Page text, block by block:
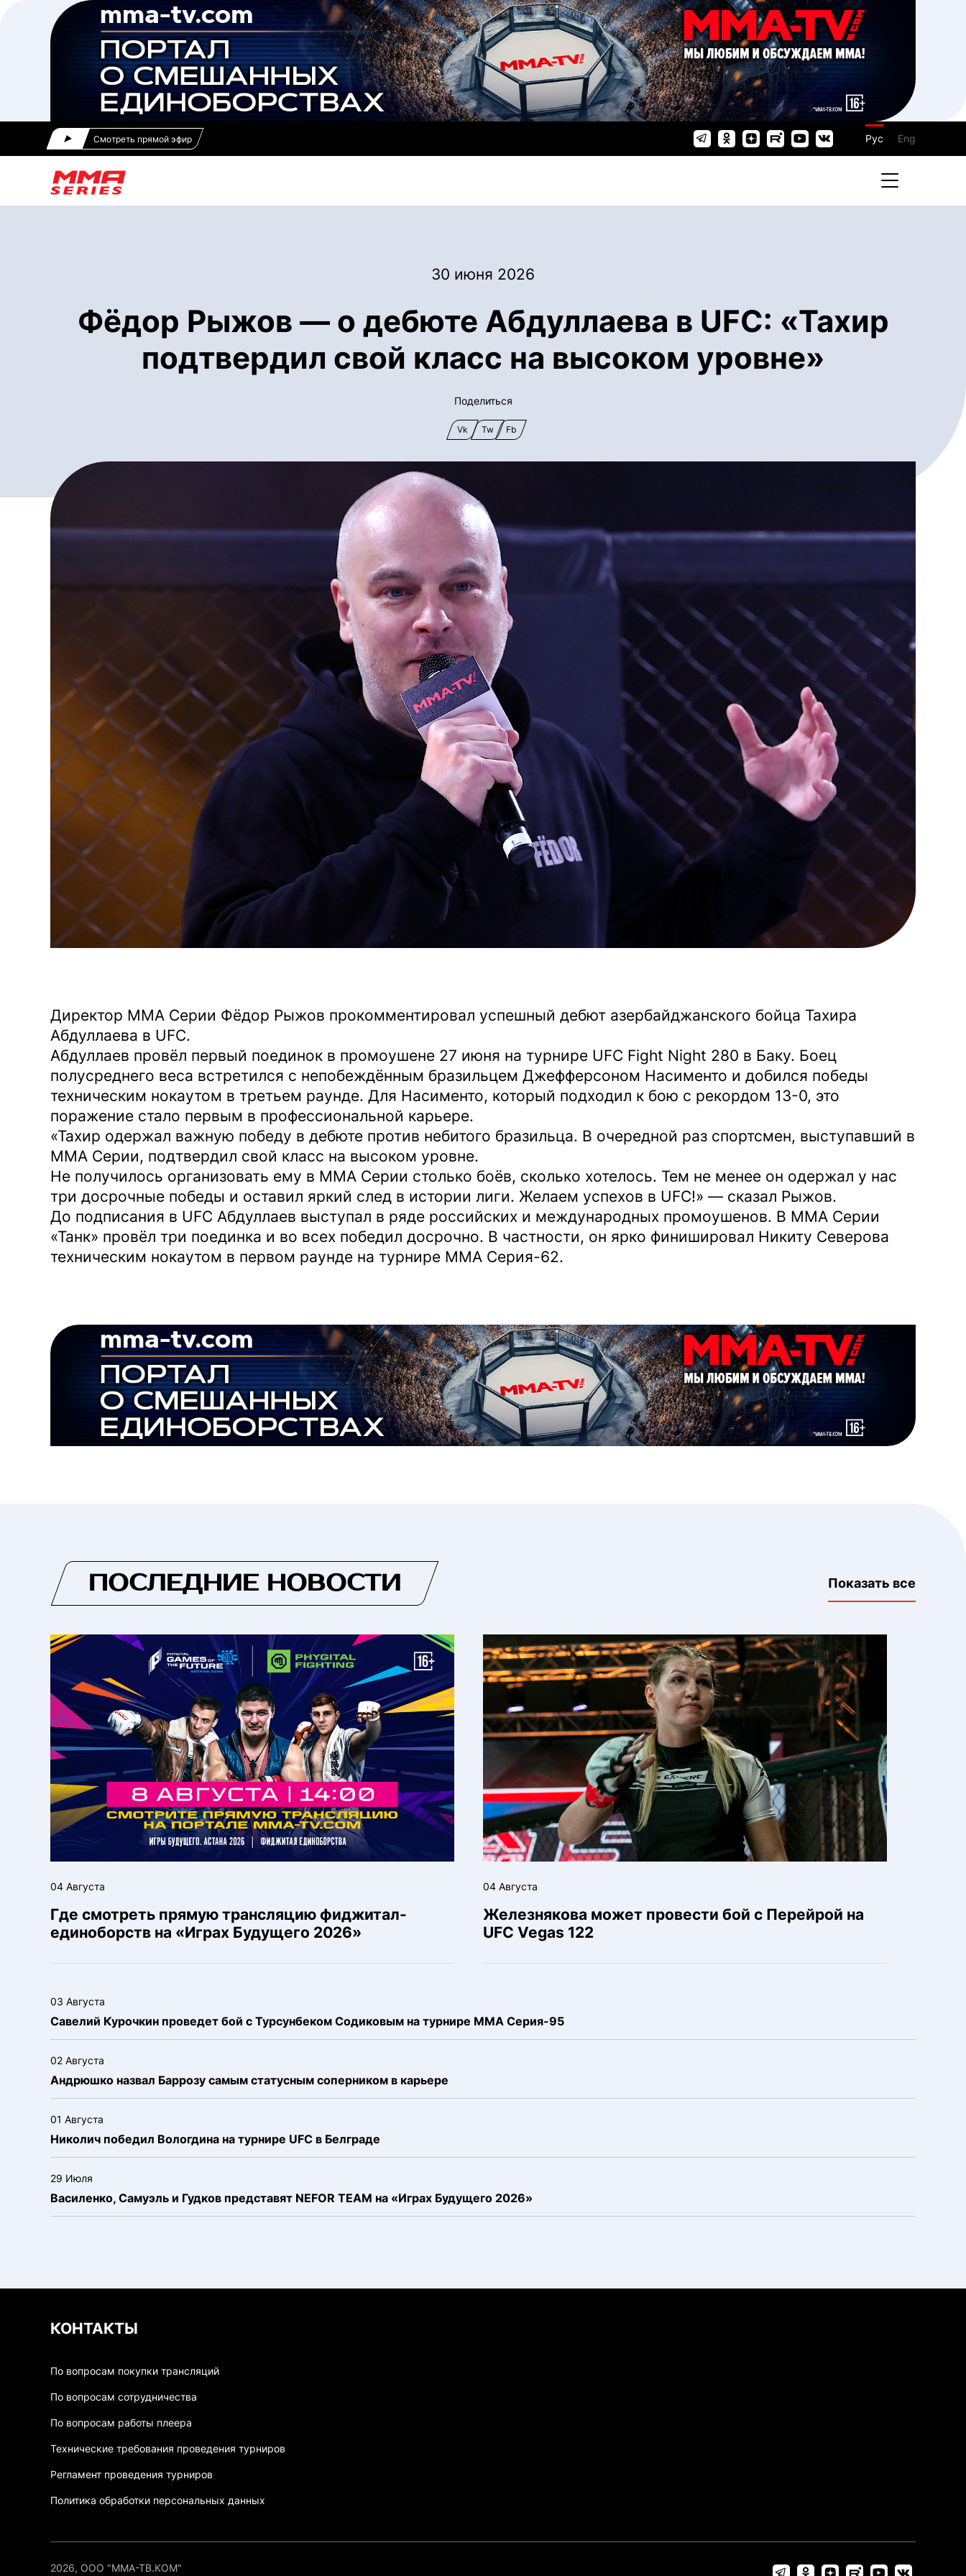
Смотреть прямой эфир Рус Eng
30 июня 2026
Фёдор Рыжов — о дебюте Абдуллаева в UFC: «Тахир
подтвердил свой класс на высоком уровне»
Поделиться
Vk Tw Fb
Директор ММА Серии Фёдор Рыжов прокомментировал успешный дебют азербайджанского бойца Тахира
Абдуллаева в UFC.
Абдуллаев провёл первый поединок в промоушене 27 июня на турнире UFC Fight Night 280 в Баку. Боец
полусреднего веса встретился с непобеждённым бразильцем Джефферсоном Насименто и добился победы
техническим нокаутом в третьем раунде. Для Насименто, который подходил к бою с рекордом 13-0, это
поражение стало первым в профессиональной карьере.
«Тахир одержал важную победу в дебюте против небитого бразильца. В очередной раз спортсмен, выступавший в
ММА Серии, подтвердил свой класс на высоком уровне.
Не получилось организовать ему в ММА Серии столько боёв, сколько хотелось. Тем не менее он одержал у нас
три досрочные победы и оставил яркий след в истории лиги. Желаем успехов в UFC!» — сказал Рыжов.
До подписания в UFC Абдуллаев выступал в ряде российских и международных промоушенов. В ММА Серии
«Танк» провёл три поединка и во всех победил досрочно. В частности, он ярко финишировал Никиту Северова
техническим нокаутом в первом раунде на турнире ММА Серия-62.
ПОСЛЕДНИЕ НОВОСТИ Показать все
04 Августа
Где смотреть прямую трансляцию фиджитал-
единоборств на «Играх Будущего 2026»
04 Августа
Железнякова может провести бой с Перейрой на
UFC Vegas 122
03 Августа
Савелий Курочкин проведет бой с Турсунбеком Содиковым на турнире ММА Серия-95
02 Августа
Андрюшко назвал Баррозу самым статусным соперником в карьере
01 Августа
Николич победил Вологдина на турнире UFC в Белграде
29 Июля
Василенко, Самуэль и Гудков представят NEFOR TEAM на «Играх Будущего 2026»
КОНТАКТЫ
По вопросам покупки трансляций
По вопросам сотрудничества
По вопросам работы плеера
Технические требования проведения турниров
Регламент проведения турниров
Политика обработки персональных данных
2026, ООО "ММА-ТВ.КОМ"